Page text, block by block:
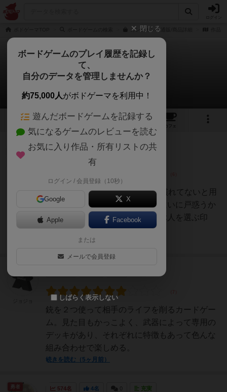
ガンナガンの通販/商品詳細
ガンナガン
24件のレビュー
4 6 24
カフェ
95名
インストに時間がかかる。TCG慣れてないと用
語の多さや、それぞれの処理の違いに戸惑うか
も。イラストもあいまって、遊ぶ人を選ぶ印
象。
続きを読む（4ヶ月前）
仙人
銃を２つ使って相手のライフを削るカードゲー
ム。見た目もかっこよく、武器によって専用の
デッキがあり、それぞれに特徴もあって色んな
組み合わせで楽しめる。
続きを読む（5ヶ月前）
574名 4名 充実
閉じる
ボードゲームのプレイ履歴を記録し
て、
自分のデータを管理しませんか？
約75,000人がボドゲーマを利用中！
遊んだボードゲームを記録する
気になるゲームのレビューを読む
お気に入り作品・所有リストの共
有
ログイン / 会員登録（10秒）
Google X
Apple Facebook
または
メールで会員登録
しばらく表示しない